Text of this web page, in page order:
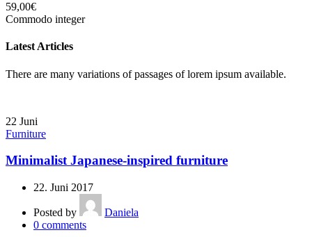
59,00€
Commodo integer
Latest Articles
There are many variations of passages of lorem ipsum available.
22 Juni
Furniture
Minimalist Japanese-inspired furniture
22. Juni 2017
Posted by
Daniela
0 comments